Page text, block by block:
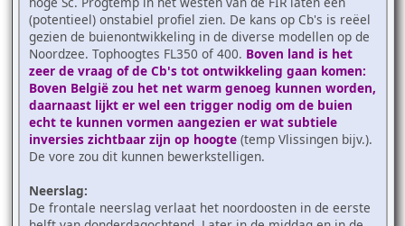
(potentieel) onstabiel profiel zien. De kans op Cb's is reëel
gezien de buienontwikkeling in de diverse modellen op de
Noordzee. Tophoogtes FL350 of 400. Boven land is het
zeer de vraag of de Cb's tot ontwikkeling gaan komen:
Boven België zou het net warm genoeg kunnen worden,
daarnaast lijkt er wel een trigger nodig om de buien
echt te kunnen vormen aangezien er wat subtiele
inversies zichtbaar zijn op hoogte (temp Vlissingen bijv.).
De vore zou dit kunnen bewerkstelligen.
Neerslag:
De frontale neerslag verlaat het noordoosten in de eerste